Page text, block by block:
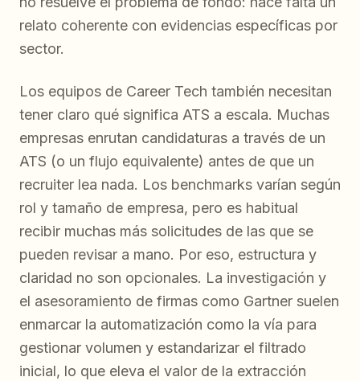
relato coherente con evidencias específicas por
sector.
Los equipos de Career Tech también necesitan
tener claro qué significa ATS a escala. Muchas
empresas enrutan candidaturas a través de un
ATS (o un flujo equivalente) antes de que un
recruiter lea nada. Los benchmarks varían según
rol y tamaño de empresa, pero es habitual
recibir muchas más solicitudes de las que se
pueden revisar a mano. Por eso, estructura y
claridad no son opcionales. La investigación y
el asesoramiento de firmas como Gartner suelen
enmarcar la automatización como la vía para
gestionar volumen y estandarizar el filtrado
inicial, lo que eleva el valor de la extracción